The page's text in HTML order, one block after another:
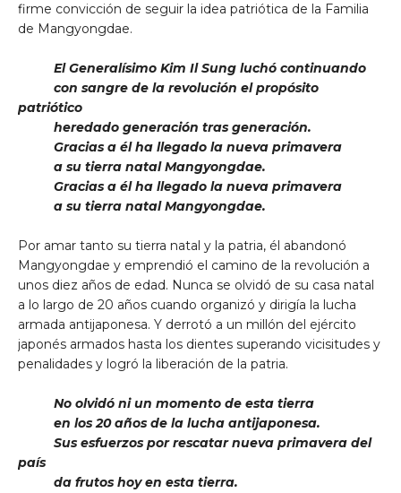
firme convicción de seguir la idea patriótica de la Familia
de Mangyongdae.
El Generalísimo Kim Il Sung luchó continuando
con sangre de la revolución el propósito
patriótico
heredado generación tras generación.
Gracias a él ha llegado la nueva primavera
a su tierra natal Mangyongdae.
Gracias a él ha llegado la nueva primavera
a su tierra natal Mangyongdae.
Por amar tanto su tierra natal y la patria, él abandonó
Mangyongdae y emprendió el camino de la revolución a
unos diez años de edad. Nunca se olvidó de su casa natal
a lo largo de 20 años cuando organizó y dirigía la lucha
armada antijaponesa. Y derrotó a un millón del ejército
japonés armados hasta los dientes superando vicisitudes y
penalidades y logró la liberación de la patria.
No olvidó ni un momento de esta tierra
en los 20 años de la lucha antijaponesa.
Sus esfuerzos por rescatar nueva primavera del
país
da frutos hoy en esta tierra.